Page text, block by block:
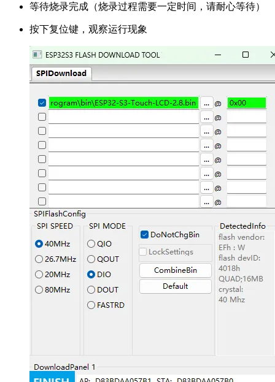
等待烧录完成（烧录过程需要一定时间，请耐心等待）
按下复位键，观察运行现象